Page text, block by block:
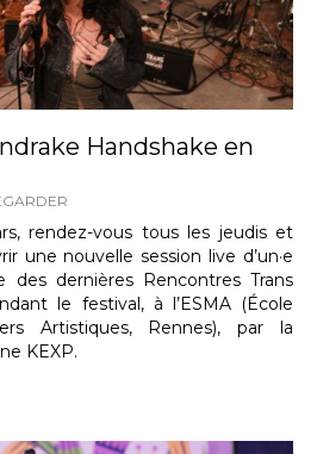
Handshake en
rendez-vous tous les jeudis et
une nouvelle session live d’un·e
des dernières Rencontres Trans
le festival, à l’ESMA (École
Artistiques, Rennes), par la
KEXP.